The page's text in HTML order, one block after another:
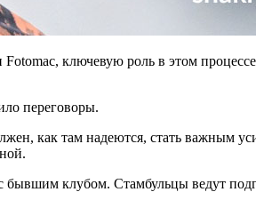
ключевую роль в этом
переговоры.
как там надеются, стать важным
бывшим клубом. Стамбульцы ведут